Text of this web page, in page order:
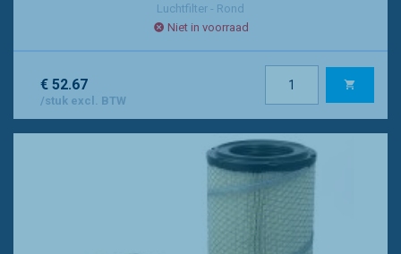
Luchtfilter - Rond
Niet in voorraad
€ 52.67
/stuk excl. BTW